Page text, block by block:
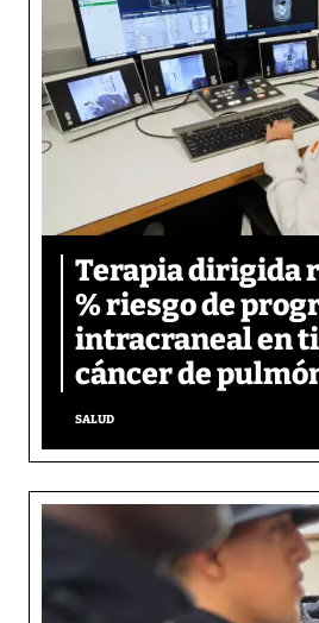
Terapia dirigida
% riesgo de
intracraneal en
cáncer de
SALUD